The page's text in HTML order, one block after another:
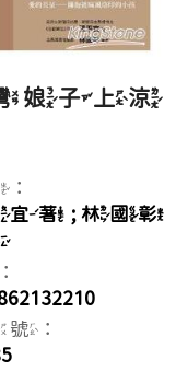
娘子上涼
：
宜著 ; 林國彰
號：